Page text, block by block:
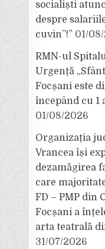
socialiști
despre
cuvin”!” 01/
RMN-ul
Urgență
Focșani este
începând cu 1
01/08/2026
Organizația
Vrancea își
dezamăgirea
care
FD – PMP din
Focșani a
arta teatrală
31/07/2026